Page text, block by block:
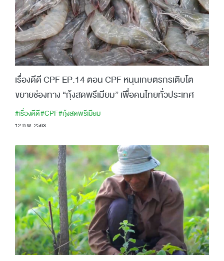
เรื่องดีดี CPF EP.14 ตอน CPF หนุนเกษตรกรเติบโต
ขยายช่องทาง “กุ้งสดพรีเมียม” เพื่อคนไทยทั่วประเทศ
#เรื่องดีดี#CPF#กุ้งสดพรีเมียม
12 ก.พ. 2563